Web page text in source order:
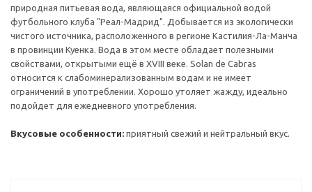
природная питьевая вода, являющаяся официальной водой
футбольного клуба "Реал-Мадрид". Добывается из экологически
чистого источника, расположенного в регионе Кастилия-Ла-Манча
в провинции Куенка. Вода в этом месте обладает полезными
свойствами, открытыми ещё в XVIII веке. Solan de Cabras
относится к слабоминерализованным водам и не имеет
ограничений в употреблении. Хорошо утоляет жажду, идеально
подойдет для ежедневного употребления.
Вкусовые особенности: приятный свежий и нейтральный вкус.